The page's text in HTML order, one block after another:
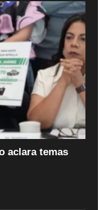
aclara temas